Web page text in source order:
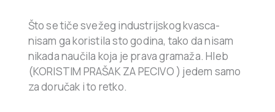
Što se tiče svežeg industrijskog kvasca-
nisam ga koristila sto godina, tako da nisam
nikada naučila koja je prava gramaža. Hleb
(KORISTIM PRAŠAK ZA PECIVO ) jedem samo
za doručak i to retko.